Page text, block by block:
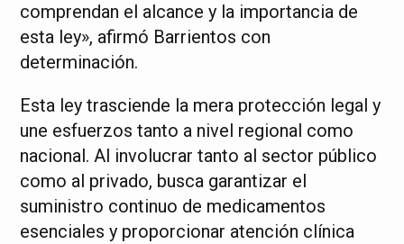
comprendan el alcance y la importancia de
esta ley», afirmó Barrientos con
determinación.
Esta ley trasciende la mera protección legal y
une esfuerzos tanto a nivel regional como
nacional. Al involucrar tanto al sector público
como al privado, busca garantizar el
suministro continuo de medicamentos
esenciales y proporcionar atención clínica